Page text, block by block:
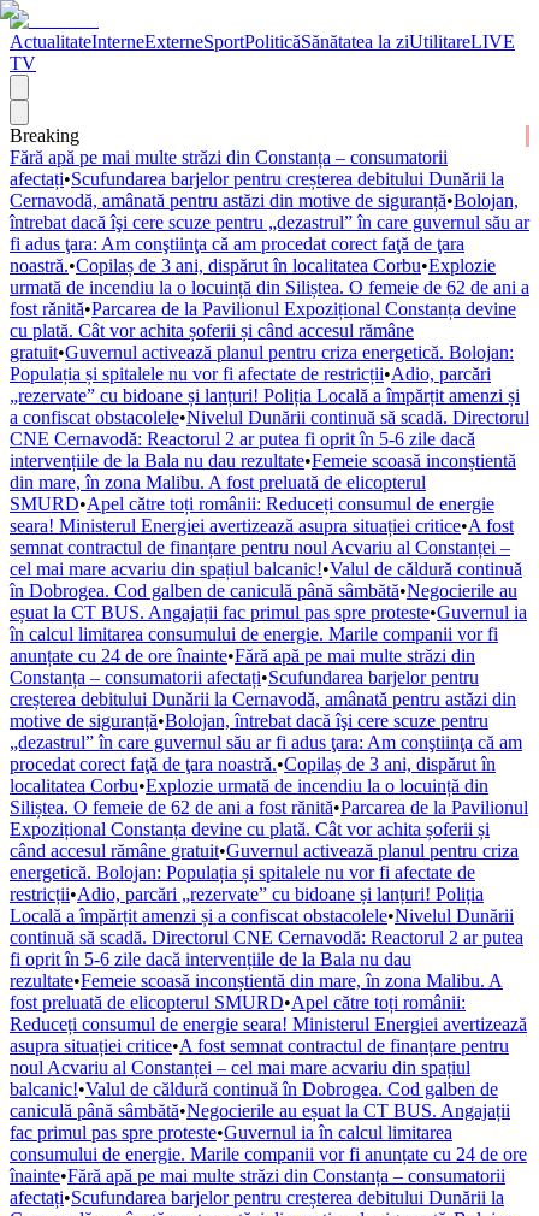
ActualitateInterneExterneSportPoliticăSănătatea la ziUtilitareLIVE
TV
Breaking
Fără apă pe mai multe străzi din Constanța – consumatorii
afectați•Scufundarea barjelor pentru creșterea debitului Dunării la
Cernavodă, amânată pentru astăzi din motive de siguranță•Bolojan,
întrebat dacă îşi cere scuze pentru „dezastrul” în care guvernul său ar
fi adus ţara: Am conştiinţa că am procedat corect faţă de ţara
noastră.•Copilaș de 3 ani, dispărut în localitatea Corbu•Explozie
urmată de incendiu la o locuință din Siliștea. O femeie de 62 de ani a
fost rănită•Parcarea de la Pavilionul Expozițional Constanța devine
cu plată. Cât vor achita șoferii și când accesul rămâne
gratuit•Guvernul activează planul pentru criza energetică. Bolojan:
Populația și spitalele nu vor fi afectate de restricții•Adio, parcări
„rezervate” cu bidoane și lanțuri! Poliția Locală a împărțit amenzi și
a confiscat obstacolele•Nivelul Dunării continuă să scadă. Directorul
CNE Cernavodă: Reactorul 2 ar putea fi oprit în 5-6 zile dacă
intervențiile de la Bala nu dau rezultate•Femeie scoasă inconștientă
din mare, în zona Malibu. A fost preluată de elicopterul
SMURD•Apel către toți românii: Reduceți consumul de energie
seara! Ministerul Energiei avertizează asupra situației critice•A fost
semnat contractul de finanțare pentru noul Acvariu al Constanței –
cel mai mare acvariu din spațiul balcanic!•Valul de căldură continuă
în Dobrogea. Cod galben de caniculă până sâmbătă•Negocierile au
eșuat la CT BUS. Angajații fac primul pas spre proteste•Guvernul ia
în calcul limitarea consumului de energie. Marile companii vor fi
anunțate cu 24 de ore înainte•Fără apă pe mai multe străzi din
Constanța – consumatorii afectați•Scufundarea barjelor pentru
creșterea debitului Dunării la Cernavodă, amânată pentru astăzi din
motive de siguranță•Bolojan, întrebat dacă îşi cere scuze pentru
„dezastrul” în care guvernul său ar fi adus ţara: Am conştiinţa că am
procedat corect faţă de ţara noastră.•Copilaș de 3 ani, dispărut în
localitatea Corbu•Explozie urmată de incendiu la o locuință din
Siliștea. O femeie de 62 de ani a fost rănită•Parcarea de la Pavilionul
Expozițional Constanța devine cu plată. Cât vor achita șoferii și
când accesul rămâne gratuit•Guvernul activează planul pentru criza
energetică. Bolojan: Populația și spitalele nu vor fi afectate de
restricții•Adio, parcări „rezervate” cu bidoane și lanțuri! Poliția
Locală a împărțit amenzi și a confiscat obstacolele•Nivelul Dunării
continuă să scadă. Directorul CNE Cernavodă: Reactorul 2 ar putea
fi oprit în 5-6 zile dacă intervențiile de la Bala nu dau
rezultate•Femeie scoasă inconștientă din mare, în zona Malibu. A
fost preluată de elicopterul SMURD•Apel către toți românii:
Reduceți consumul de energie seara! Ministerul Energiei avertizează
asupra situației critice•A fost semnat contractul de finanțare pentru
noul Acvariu al Constanței – cel mai mare acvariu din spațiul
balcanic!•Valul de căldură continuă în Dobrogea. Cod galben de
caniculă până sâmbătă•Negocierile au eșuat la CT BUS. Angajații
fac primul pas spre proteste•Guvernul ia în calcul limitarea
consumului de energie. Marile companii vor fi anunțate cu 24 de ore
înainte•Fără apă pe mai multe străzi din Constanța – consumatorii
afectați•Scufundarea barjelor pentru creșterea debitului Dunării la